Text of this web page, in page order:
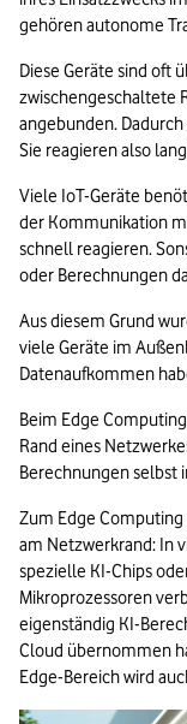
gehören autonome
Diese Geräte sind oft
zwischengeschaltete
angebunden.
Sie reagieren also
Viele IoT-Geräte
der Kommunikation
schnell reagieren.
oder Berechnungen
Aus diesem Grund
viele Geräte im
Datenaufkommen
Beim Edge
Rand eines
Berechnungen selbst
Zum Edge
am Netzwerkrand: In
spezielle KI-Chips
Mikroprozessoren
eigenständig KI-
Cloud übernommen
Edge-Bereich wird